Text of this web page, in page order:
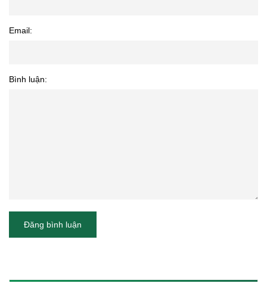
Email:
Bình luận:
Đăng bình luận